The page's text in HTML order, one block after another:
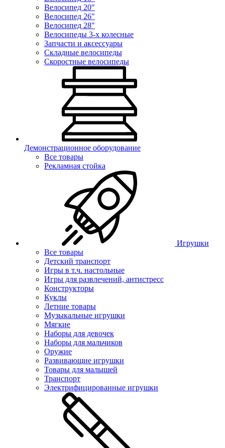
Велосипед 20"
Велосипед 26"
Велосипед 28"
Велосипеды 3-х колесные
Запчасти и аксессуары
Складные велосипеды
Скоростные велосипеды
Демонстрационное оборудование
Все товары
Рекламная стойка
Игрушки
Все товары
Детский транспорт
Игры в т.ч. настольные
Игры для развлечений, антистресс
Конструкторы
Куклы
Летние товары
Музыкальные игрушки
Мягкие
Наборы для девочек
Наборы для мальчиков
Оружие
Развивающие игрушки
Товары для малышей
Транспорт
Электрифицированные игрушки